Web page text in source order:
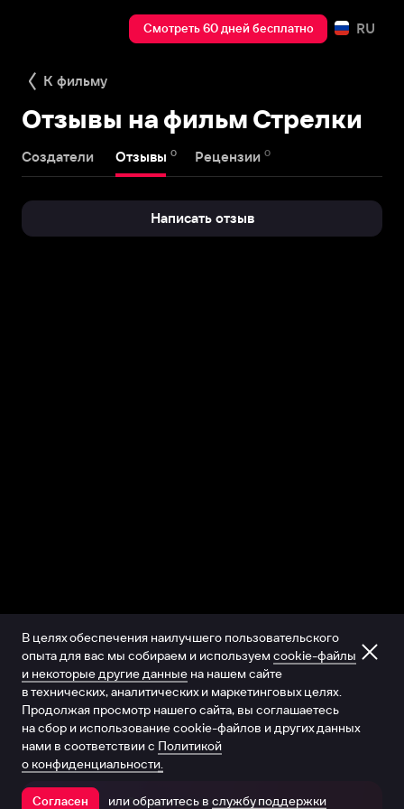
Смотреть 60 дней бесплатно RU
К фильму
Отзывы на фильм Стрелки
Создатели Отзывы 0 Рецензии 0
Написать отзыв
Открыть в приложении
В целях обеспечения наилучшего пользовательского
опыта для вас мы собираем и используем cookie-файлы
и некоторые другие данные на нашем сайте
в технических, аналитических и маркетинговых целях.
Продолжая просмотр нашего сайта, вы соглашаетесь
на сбор и использование cookie-файлов и других данных
нами в соответствии с Политикой
о конфиденциальности.
Согласен или обратитесь в службу поддержки